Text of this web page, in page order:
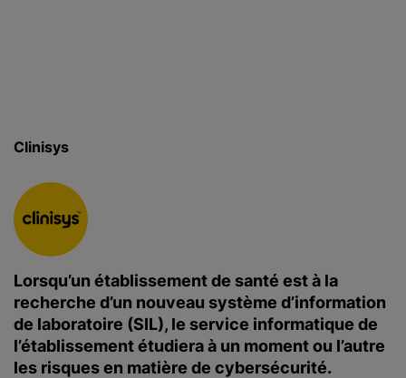
Clinisys
Lorsqu’un établissement de santé est à la
recherche d’un nouveau système d’information
de laboratoire (SIL), le service informatique de
l’établissement étudiera à un moment ou l’autre
les risques en matière de cybersécurité.